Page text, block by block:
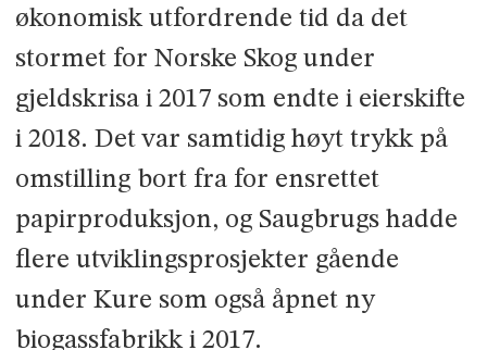
økonomisk utfordrende tid da det
stormet for Norske Skog under
gjeldskrisa i 2017 som endte i eierskifte
i 2018. Det var samtidig høyt trykk på
omstilling bort fra for ensrettet
papirproduksjon, og Saugbrugs hadde
flere utviklingsprosjekter gående
under Kure som også åpnet ny
biogassfabrikk i 2017.